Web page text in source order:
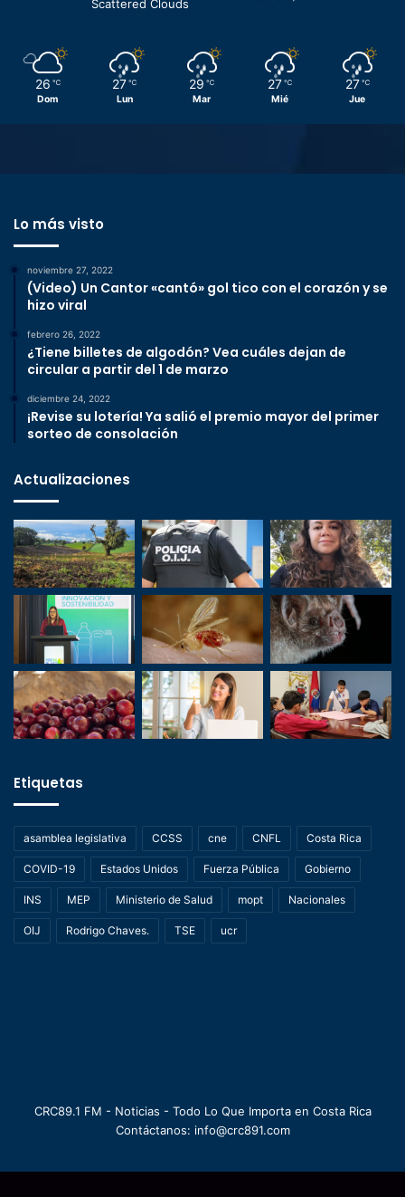
Scattered Clouds
26 ℃
Dom
27 ℃
Lun
29 ℃
Mar
27 ℃
Mié
27 ℃
Jue
Lo más visto
noviembre 27, 2022
(Video) Un Cantor «cantó» gol tico con el corazón y se
hizo viral
febrero 26, 2022
¿Tiene billetes de algodón? Vea cuáles dejan de
circular a partir del 1 de marzo
diciembre 24, 2022
¡Revise su lotería! Ya salió el premio mayor del primer
sorteo de consolación
Actualizaciones
Etiquetas
asamblea legislativa CCSS cne CNFL Costa Rica
COVID-19 Estados Unidos Fuerza Pública Gobierno
INS MEP Ministerio de Salud mopt Nacionales
OIJ Rodrigo Chaves. TSE ucr
CRC89.1 FM - Noticias - Todo Lo Que Importa en Costa Rica
Contáctanos: info@crc891.com